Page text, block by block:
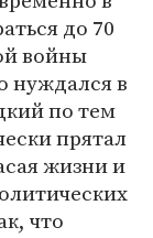
до 70
войны
нуждался в
по тем
прятал
жизни и
что